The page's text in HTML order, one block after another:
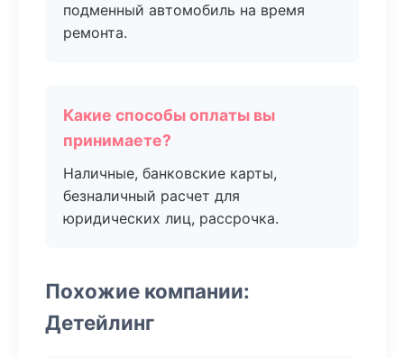
подменный автомобиль на время
ремонта.
Какие способы оплаты вы
принимаете?
Наличные, банковские карты,
безналичный расчет для
юридических лиц, рассрочка.
Похожие компании:
Детейлинг